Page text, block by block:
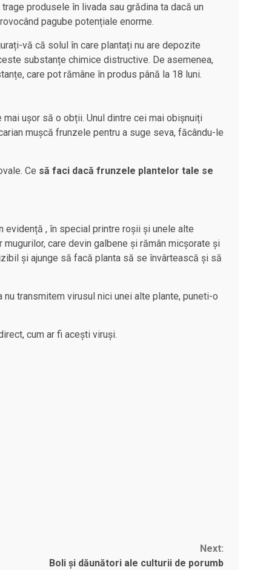
produsele în livada sau grădina ta dacă un
pagube potențiale enorme.
vă că solul în care plantați nu are depozite
substanțe chimice distructive. De asemenea,
care pot rămâne în produs până la 18 luni.
ușor să o obții. Unul dintre cei mai obișnuiți
mușcă frunzele pentru a suge seva, făcându-le
Ce să faci dacă frunzele plantelor tale se
evidență , în special printre roșii și unele alte
care devin galbene și rămân micșorate și
și ajunge să facă planta să se învârtească și să
transmitem virusul nici unei alte plante, puneti-o
cum ar fi acești viruși.
Next:
Boli și dăunători ale culturii de porumb